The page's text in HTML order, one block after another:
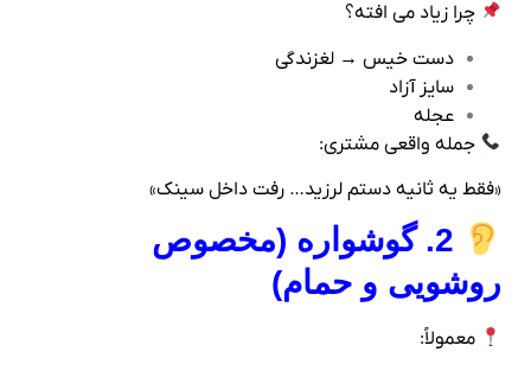
چرا زیاد می‌ افته؟
دست خیس → لغزندگی
سایز آزاد
عجله
جمله واقعی مشتری:
«فقط یه ثانیه دستم لرزید… رفت داخل سینک»
2. گوشواره (مخصوص
روشویی و حمام)
معمولاً: